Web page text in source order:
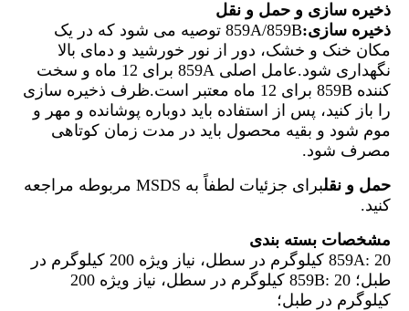
ذخیره سازی و حمل و نقل
ذخیره سازی:
859A/859B توصیه می شود که در یک
مکان خنک و خشک، دور از نور خورشید و دمای بالا
نگهداری شود.عامل اصلی 859A برای 12 ماه و سخت
کننده 859B برای 12 ماه معتبر است.ظرف ذخیره سازی
را باز کنید، پس از استفاده باید دوباره پوشانده و مهر و
موم شود و بقیه محصول باید در مدت زمان کوتاهی
مصرف شود.
حمل و نقل
برای جزئیات لطفاً به MSDS مربوطه مراجعه
کنید.
مشخصات بسته بندی
859A: 20 کیلوگرم در سطل، نیاز ویژه 200 کیلوگرم در
طبل؛ 859B: 20 کیلوگرم در سطل، نیاز ویژه 200
کیلوگرم در طبل؛